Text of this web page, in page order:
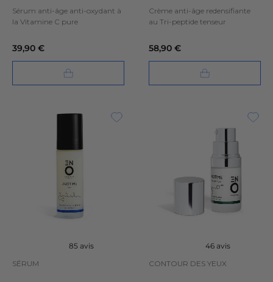
Sérum anti-âge anti-oxydant à
la Vitamine C pure
39,90 €
Crème anti-âge redensifiante
au Tri-peptide tenseur
58,90 €
85 avis
SÉRUM
46 avis
CONTOUR DES YEUX